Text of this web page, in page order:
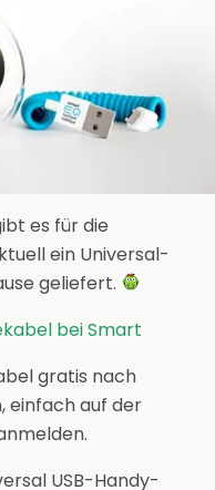
es für die
ein Universal-
geliefert.
bei Smart
gratis nach
einfach auf der
USB-Handy-